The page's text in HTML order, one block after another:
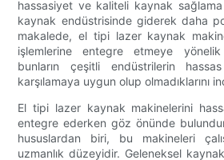
hassasiyet ve kaliteli kaynak
kaynak endüstrisinde giderek daha
makalede, el tipi lazer kaynak
işlemlerine entegre etmeye
bunların çeşitli endüstrilerin
karşılamaya uygun olup olmadıklarını
El tipi lazer kaynak makinelerini
entegre ederken göz önünde
hususlardan biri, bu makineleri
uzmanlık düzeyidir. Geleneksel